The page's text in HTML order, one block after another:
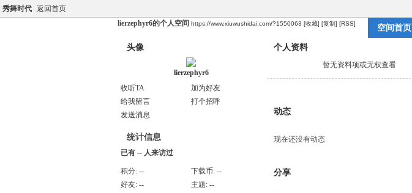
秀舞时代 返回首页
lierzephyr6的个人空间 https://www.xiuwushidai.com/?1550063 [收藏] [复制] [RSS] 空间首页
头像
lierzephyr6
收听TA
加为好友
给我留言
打个招呼
发送消息
统计信息
已有 -- 人来访过
积分: -- 下载币: --
好友: -- 主题: --
个人资料
暂无资料项或无权查看
动态
现在还没有动态
分享